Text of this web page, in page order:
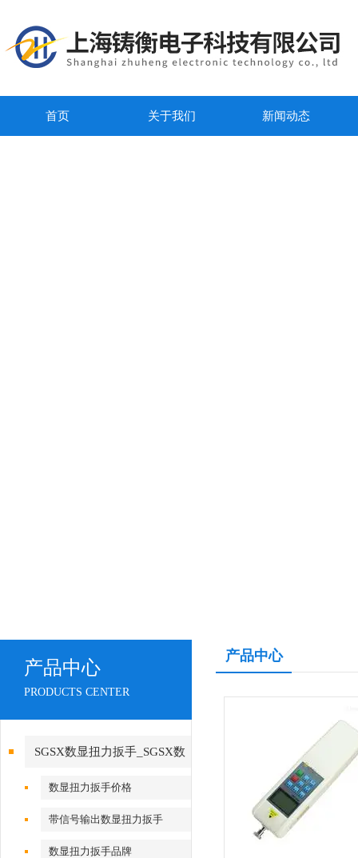
首页 关于我们 新闻动态
产品中心
PRODUCTS CENTER
SGSX数显扭力扳手_SGSX数
显扭力扳手
数显扭力扳手价格
带信号输出数显扭力扳手
数显扭力扳手品牌
产品中心